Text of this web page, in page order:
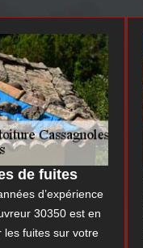
de fuites
d’expérience
30350 est en
les fuites sur votre